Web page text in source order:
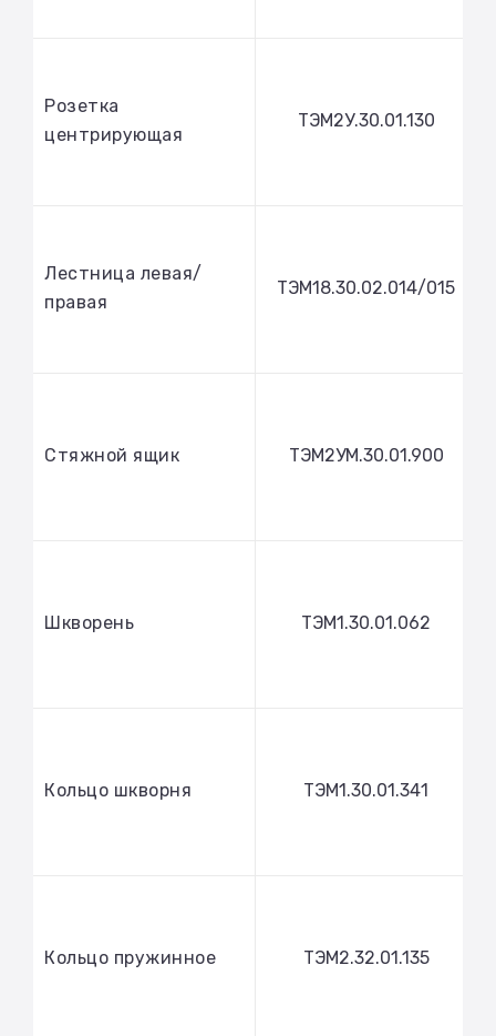
Розетка
центрирующая
ТЭМ2У.30.01.130
Лестница левая/
правая
ТЭМ18.30.02.014/015
Стяжной ящик ТЭМ2УМ.30.01.900
Шкворень ТЭМ1.30.01.062
Кольцо шкворня ТЭМ1.30.01.341
Кольцо пружинное ТЭМ2.32.01.135